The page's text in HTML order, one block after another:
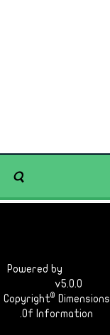
Powered by
v5.0.0
Copyright©
Dimensions
Of Information.